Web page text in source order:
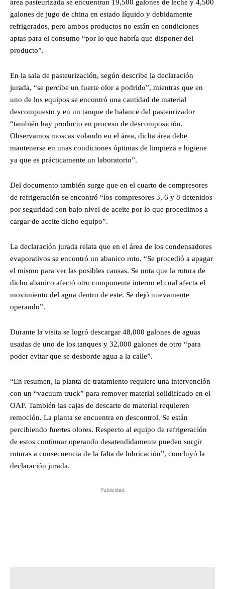
área pasteurizada se encuentran 19,500 galones de leche y 4,500
galones de jugo de china en estado líquido y debidamente
refrigerados, pero ambos productos no están en condiciones
aptas para el consumo “por lo que habría que disponer del
producto”.
En la sala de pasteurización, según describe la declaración
jurada, “se percibe un fuerte olor a podrido”, mientras que en
uno de los equipos se encontró una cantidad de material
descompuesto y en un tanque de balance del pasteurizador
“también hay producto en proceso de descomposición.
Observamos moscas volando en el área, dicha área debe
mantenerse en unas condiciones óptimas de limpieza e higiene
ya que es prácticamente un laboratorio”.
Del documento también surge que en el cuarto de compresores
de refrigeración se encontró “los compresores 3, 6 y 8 detenidos
por seguridad con bajo nivel de aceite por lo que procedimos a
cargar de aceite dicho equipo”.
La declaración jurada relata que en el área de los condensadores
evaporativos se encontró un abanico roto. “Se procedió a apagar
el mismo para ver las posibles causas. Se nota que la rotura de
dicho abanico afectó otro componente interno el cual afecta el
movimiento del agua dentro de este. Se dejó nuevamente
operando”.
Durante la visita se logró descargar 48,000 galones de aguas
usadas de uno de los tanques y 32,000 galones de otro “para
poder evitar que se desborde agua a la calle”.
“En resumen, la planta de tratamiento requiere una intervención
con un “vacuum truck” para remover material solidificado en el
OAF. También las cajas de descarte de material requieren
remoción. La planta se encuentra en descontrol. Se están
percibiendo fuertes olores. Respecto al equipo de refrigeración
de estos continuar operando desatendidamente pueden surgir
roturas a consecuencia de la falta de lubricación”, concluyó la
declaración jurada.
Publicidad